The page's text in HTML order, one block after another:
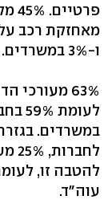
ו-3% במשרדים.
63%
במשרדים.
עוה"ד.